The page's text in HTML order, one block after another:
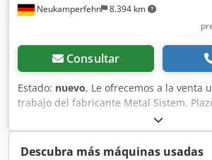
Neukamperfehn 8.394 km
Consultar
Estado: nuevo, Le ofrecemos a la venta
trabajo del fabricante Metal Sistem.
aproximadamente 3-4 semanas. Datos
de trabajo: Fabricante: Metal Sistem
Ancho de la mesa de trabajo: 1.200 mm
Descubra más máquinas usadas